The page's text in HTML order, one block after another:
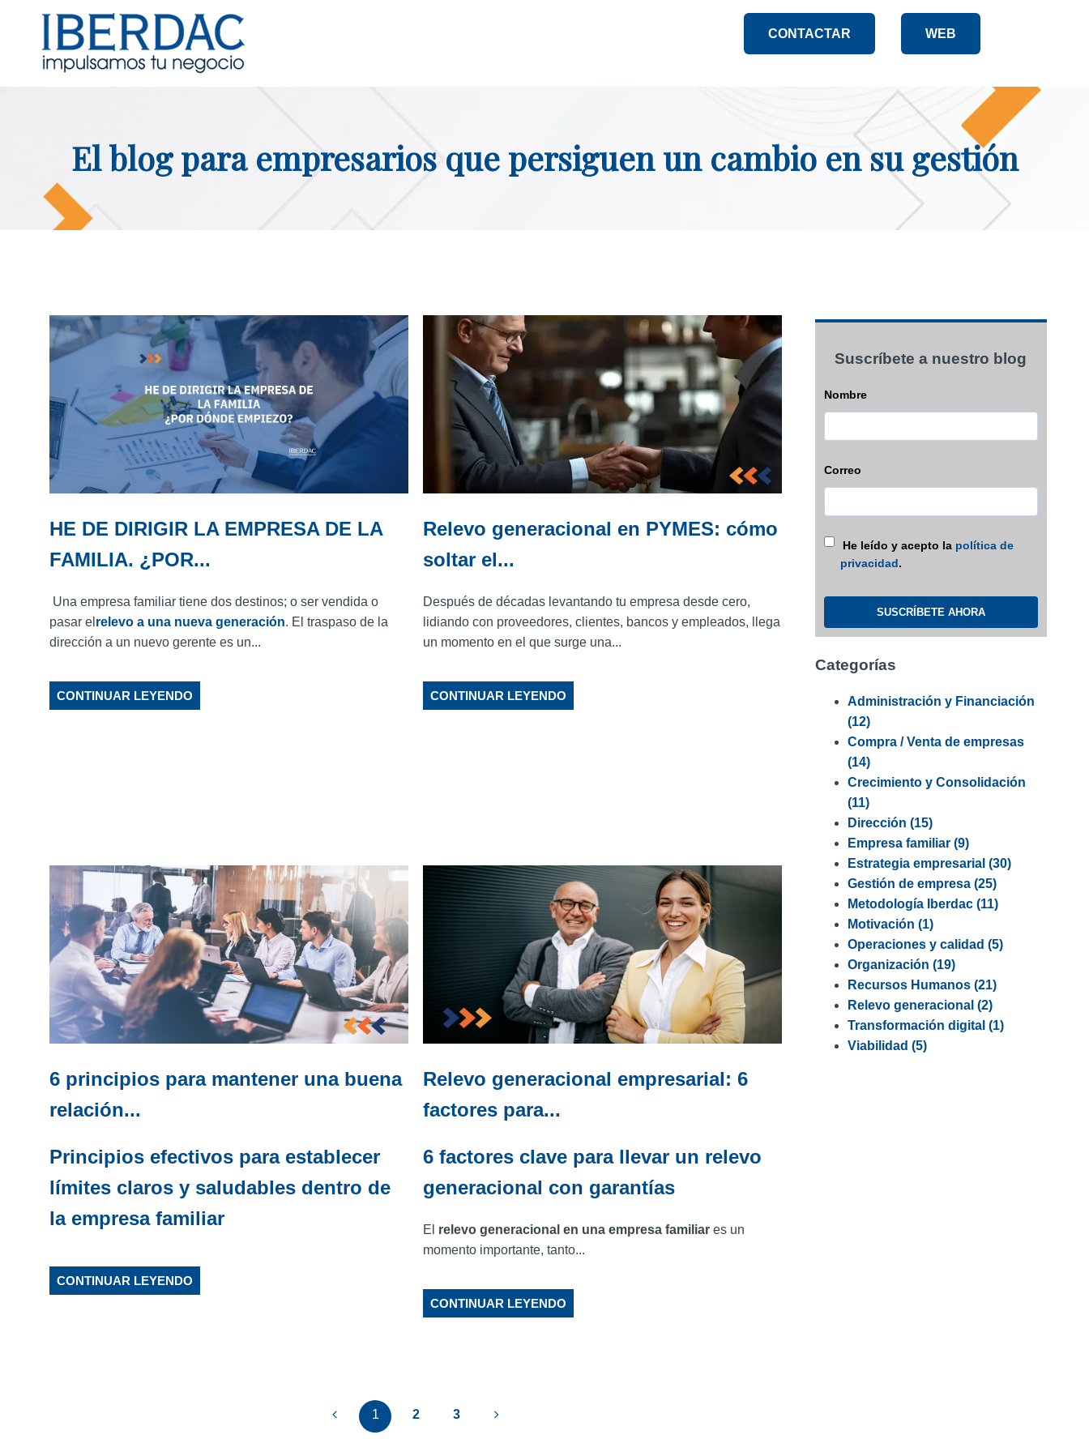
WEB
CONTACTAR
El blog para empresarios que persiguen un cambio en su gestión
HE DE DIRIGIR LA EMPRESA DE LA
FAMILIA. ¿POR...
Una empresa familiar tiene dos destinos; o ser vendida o
pasar el relevo a una nueva generación. El traspaso de la
dirección a un nuevo gerente es un...
CONTINUAR LEYENDO
Relevo generacional en PYMES: cómo
soltar el...
Después de décadas levantando tu empresa desde cero,
lidiando con proveedores, clientes, bancos y empleados, llega
un momento en el que surge una...
CONTINUAR LEYENDO
6 principios para mantener una buena
relación...
Principios efectivos para establecer
límites claros y saludables dentro de
la empresa familiar
CONTINUAR LEYENDO
Relevo generacional empresarial: 6
factores para...
6 factores clave para llevar un relevo
generacional con garantías
El relevo generacional en una empresa familiar es un
momento importante, tanto...
CONTINUAR LEYENDO
1 2 3
Suscríbete a nuestro blog
Nombre
Correo
He leído y acepto la política de
privacidad.
Categorías
Administración y Financiación
(12)
Compra / Venta de empresas
(14)
Crecimiento y Consolidación
(11)
Dirección (15)
Empresa familiar (9)
Estrategia empresarial (30)
Gestión de empresa (25)
Metodología Iberdac (11)
Motivación (1)
Operaciones y calidad (5)
Organización (19)
Recursos Humanos (21)
Relevo generacional (2)
Transformación digital (1)
Viabilidad (5)